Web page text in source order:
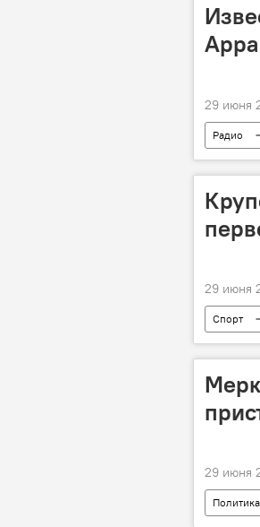
29 июня
Радио
29 июня
Спорт
29 июня
Политика